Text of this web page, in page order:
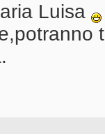
Luisa